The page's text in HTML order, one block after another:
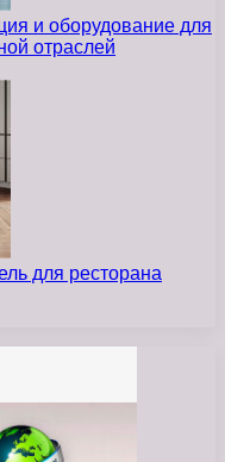
и оборудование для
отраслей
для ресторана